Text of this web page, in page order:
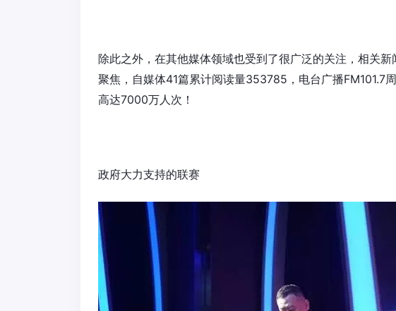
除此之外，在其他媒体领域也受到了很广泛的关注，相关
聚焦，自媒体41篇累计阅读量353785，电台广播FM101.7
高达7000万人次！
政府大力支持的联赛